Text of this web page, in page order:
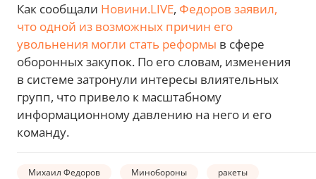
Как сообщали Новини.LIVE, Федоров заявил,
что одной из возможных причин его
увольнения могли стать реформы в сфере
оборонных закупок. По его словам, изменения
в системе затронули интересы влиятельных
групп, что привело к масштабному
информационному давлению на него и его
команду.
Михаил Федоров Минобороны ракеты